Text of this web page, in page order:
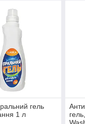
гель
1 л